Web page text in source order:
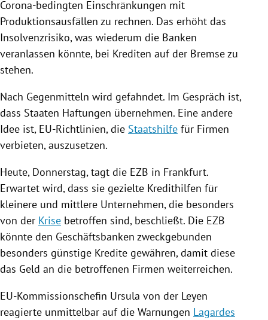
Corona-bedingten Einschränkungen mit
Produktionsausfällen zu rechnen. Das erhöht das
Insolvenzrisiko, was wiederum die Banken
veranlassen könnte, bei Krediten auf der Bremse zu
stehen.
Nach Gegenmitteln wird gefahndet. Im Gespräch ist,
dass Staaten Haftungen übernehmen. Eine andere
Idee ist, EU-Richtlinien, die Staatshilfe für Firmen
verbieten, auszusetzen.
Heute, Donnerstag, tagt die EZB in Frankfurt.
Erwartet wird, dass sie gezielte Kredithilfen für
kleinere und mittlere Unternehmen, die besonders
von der Krise betroffen sind, beschließt. Die EZB
könnte den Geschäftsbanken zweckgebunden
besonders günstige Kredite gewähren, damit diese
das Geld an die betroffenen Firmen weiterreichen.
EU-Kommissionschefin Ursula von der Leyen
reagierte unmittelbar auf die Warnungen Lagardes